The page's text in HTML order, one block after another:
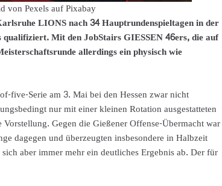
von Pexels auf Pixabay
LIONS nach 34 Hauptrundenspieltagen in der
Mit den JobStairs GIESSEN 46ers, die auf
allerdings ein physisch wie
five-Serie am 3. Mai bei den Hessen zwar nicht
nur mit einer kleinen Rotation ausgestatteten
Gegen die Gießener Offense-Übermacht war
dagegen und überzeugten insbesondere in Halbzeit
aber immer mehr ein deutliches Ergebnis ab. Der für